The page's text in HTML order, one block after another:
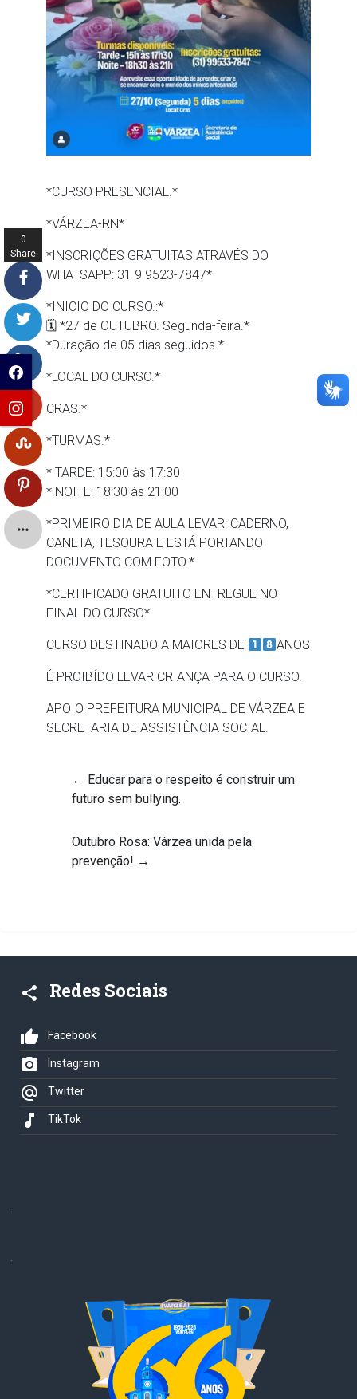
*CURSO PRESENCIAL.*
*VÁRZEA-RN*
*INSCRIÇÕES GRATUITAS ATRAVÉS DO
WHATSAPP: 31 9 9523-7847*
*INICIO DO CURSO.:*
🗓 *27 de OUTUBRO. Segunda-feira.*
*Duração de 05 dias seguidos.*
*LOCAL DO CURSO.*
CRAS.*
*TURMAS.*
* TARDE: 15:00 às 17:30
* NOITE: 18:30 às 21:00
*PRIMEIRO DIA DE AULA LEVAR: CADERNO,
CANETA, TESOURA E ESTÁ PORTANDO
DOCUMENTO COM FOTO.*
*CERTIFICADO GRATUITO ENTREGUE NO
FINAL DO CURSO*
CURSO DESTINADO A MAIORES DE ANOS
É PROIBÍDO LEVAR CRIANÇA PARA O CURSO.
APOIO PREFEITURA MUNICIPAL DE VÁRZEA E
SECRETARIA DE ASSISTÊNCIA SOCIAL.
← Educar para o respeito é construir um
futuro sem bullying.
Outubro Rosa: Várzea unida pela
prevenção! →
share Redes Sociais
thumb_up Facebook
photo_camera Instagram
alternate_email Twitter
music_note TikTok
0
Share
s